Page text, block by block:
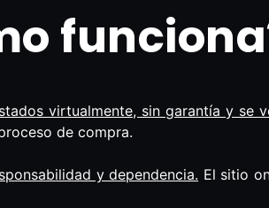
virtualmente, sin garantía y se
de compra.
y dependencia. El sitio